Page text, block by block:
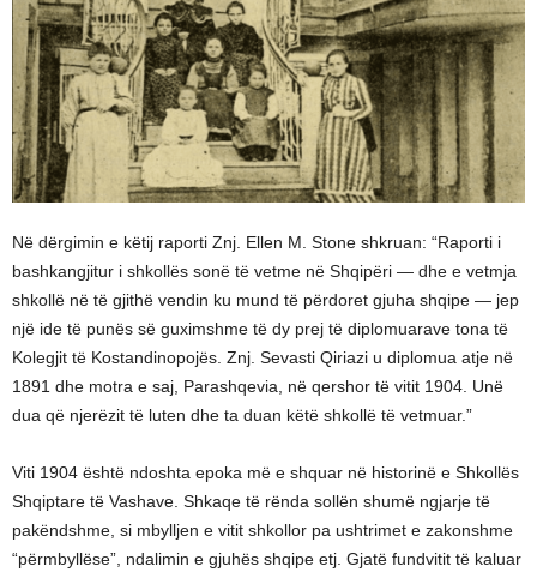
Në dërgimin e këtij raporti Znj. Ellen M. Stone shkruan: “Raporti i
bashkangjitur i shkollës sonë të vetme në Shqipëri — dhe e vetmja
shkollë në të gjithë vendin ku mund të përdoret gjuha shqipe — jep
një ide të punës së guximshme të dy prej të diplomuarave tona të
Kolegjit të Kostandinopojës. Znj. Sevasti Qiriazi u diplomua atje në
1891 dhe motra e saj, Parashqevia, në qershor të vitit 1904. Unë
dua që njerëzit të luten dhe ta duan këtë shkollë të vetmuar.”
Viti 1904 është ndoshta epoka më e shquar në historinë e Shkollës
Shqiptare të Vashave. Shkaqe të rënda sollën shumë ngjarje të
pakëndshme, si mbylljen e vitit shkollor pa ushtrimet e zakonshme
“përmbyllëse”, ndalimin e gjuhës shqipe etj. Gjatë fundvitit të kaluar